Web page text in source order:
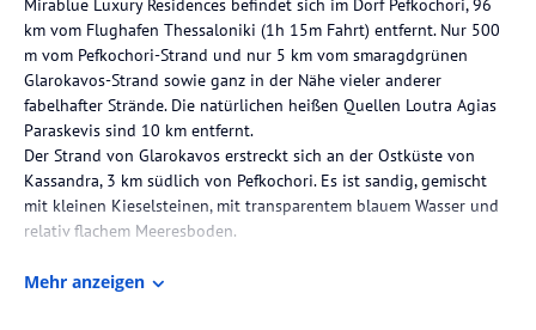
Mirablue Luxury Residences befindet sich im Dorf Pefkochori, 96
km vom Flughafen Thessaloniki (1h 15m Fahrt) entfernt. Nur 500
m vom Pefkochori-Strand und nur 5 km vom smaragdgrünen
Glarokavos-Strand sowie ganz in der Nähe vieler anderer
fabelhafter Strände. Die natürlichen heißen Quellen Loutra Agias
Paraskevis sind 10 km entfernt.
Der Strand von Glarokavos erstreckt sich an der Ostküste von
Kassandra, 3 km südlich von Pefkochori. Es ist sandig, gemischt
mit kleinen Kieselsteinen, mit transparentem blauem Wasser und
relativ flachem Meeresboden.
Hinweis: Allgemeine und unverbindliche
Mehr anzeigen